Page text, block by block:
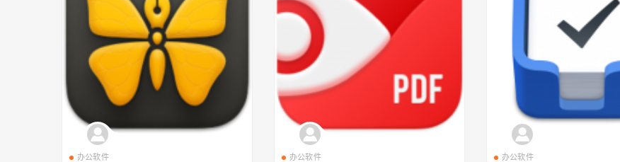
办公软件 办公软件 办公软件